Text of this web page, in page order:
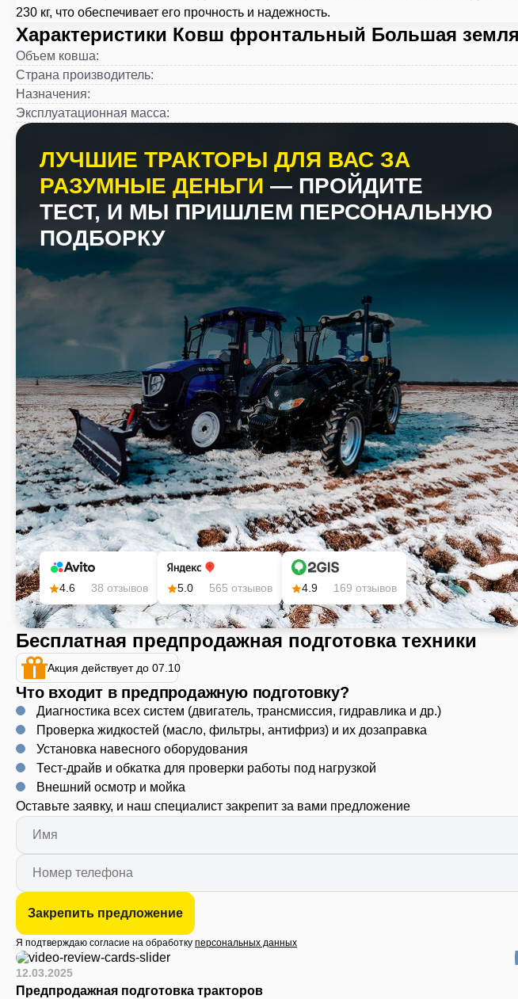
230 кг, что обеспечивает его прочность и надежность.
Характеристики Ковш фронтальный Большая
Объем ковша:
Страна производитель:
Назначения:
Эксплуатационная масса:
ЛУЧШИЕ ТРАКТОРЫ ДЛЯ ВАС ЗА
РАЗУМНЫЕ ДЕНЬГИ — ПРОЙДИТЕ
ТЕСТ, И МЫ ПРИШЛЕМ ПЕРСОНАЛЬНУЮ
ПОДБОРКУ
4.6 38 отзывов 5.0 565 отзывов 4.9 169 отзывов
Бесплатная предпродажная подготовка техники
Акция действует до 07.10
Что входит в предпродажную подготовку?
Диагностика всех систем (двигатель, трансмиссия, гидравлика и др.)
Проверка жидкостей (масло, фильтры, антифриз) и их дозаправка
Установка навесного оборудования
Тест-драйв и обкатка для проверки работы под нагрузкой
Внешний осмотр и мойка
Оставьте заявку, и наш специалист закрепит за вами предложение
Закрепить предложение
Я подтверждаю согласие на обработку персональных данных
12.03.2025
Предпродажная подготовка тракторов